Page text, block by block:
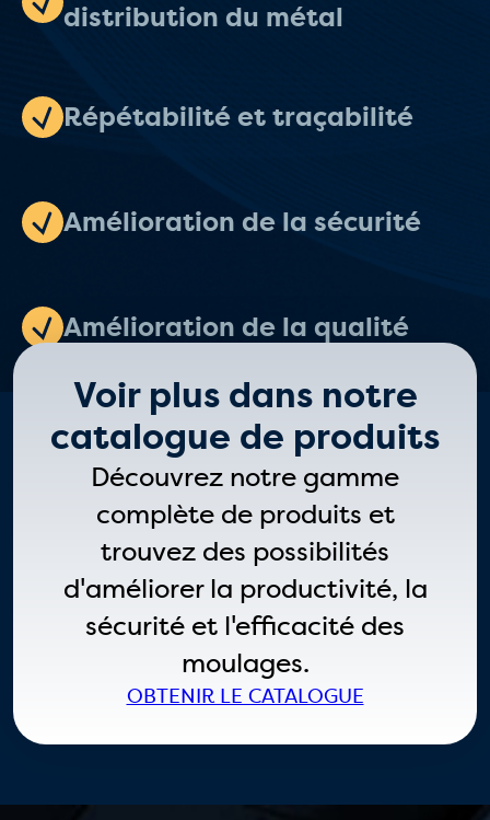
distribution du métal
Répétabilité et traçabilité
Amélioration de la sécurité
Amélioration de la qualité
Voir plus dans notre
catalogue de produits
Découvrez notre gamme
complète de produits et
trouvez des possibilités
d'améliorer la productivité, la
sécurité et l'efficacité des
moulages.
OBTENIR LE CATALOGUE